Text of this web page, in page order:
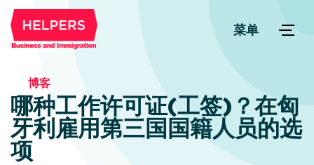
菜单
博客
哪种工作许可证(工签)？在匈
牙利雇用第三国国籍人员的选
项